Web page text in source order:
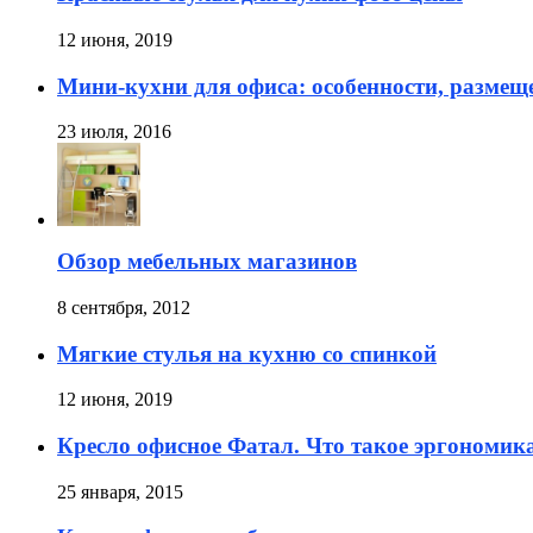
12 июня, 2019
Мини-кухни для офиса: особенности,
23 июля, 2016
Обзор мебельных магазинов
8 сентября, 2012
Мягкие стулья на кухню со спинкой
12 июня, 2019
Кресло офисное Фатал. Что такое
25 января, 2015